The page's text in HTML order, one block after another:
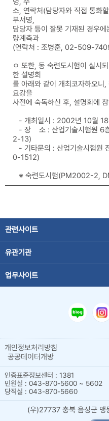
소, 연락처(담당자와 직접 통화
부서명,
담당자 등이 잘못 기재된 경우
량계측과
(연락처 : 조병훈, 02-509-
ㅇ 또한, 동 숙련도시험이 실시
한 설명회
를 아래와 같이 개최코자하오니
요강을
사전에 숙독하신 후, 설명회에
- 개최일시 : 2002년 10월
- 장 소 : 산업기술시험원 6
2-13)
- 기타문의 : 산업기술시험원
0-1512)
※ 숙련도시험(PM2002-2,
관련사이트
유관기관
업무사이트
개인정보처리방침
공공데이터개방
인증표준정보센터 : 1381
민원실 : 043-870-5600 ~ 5602
당직실 : 043-870-5660
(우)27737 충북 음성군 맹